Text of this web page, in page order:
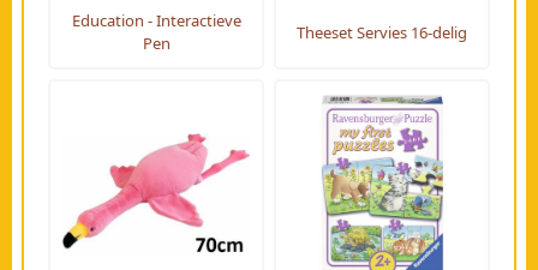
Education - Interactieve
Pen
Theeset Servies 16-delig